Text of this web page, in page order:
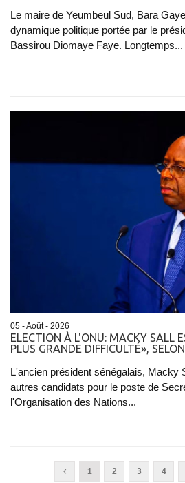
Le maire de Yeumbeul Sud, Bara
dynamique politique portée par le
Bassirou Diomaye Faye. Longtemps...
05 - Août - 2026
ELECTION À L'ONU: MACKY SALL
PLUS GRANDE DIFFICULTÉ»,
L'ancien président sénégalais, Macky
autres candidats pour le poste de
l'Organisation des Nations...
1 2 3 4